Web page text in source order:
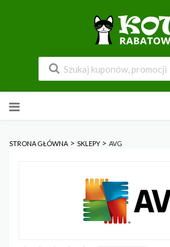
do
STRONA GŁÓWNA > SKLEPY > AVG